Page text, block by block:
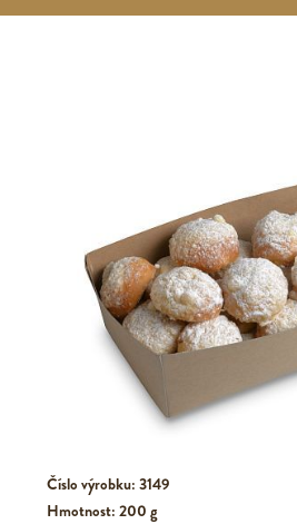
Číslo výrobku: 3149
Hmotnost: 200 g